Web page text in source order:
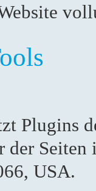
Plugins
der
USA.